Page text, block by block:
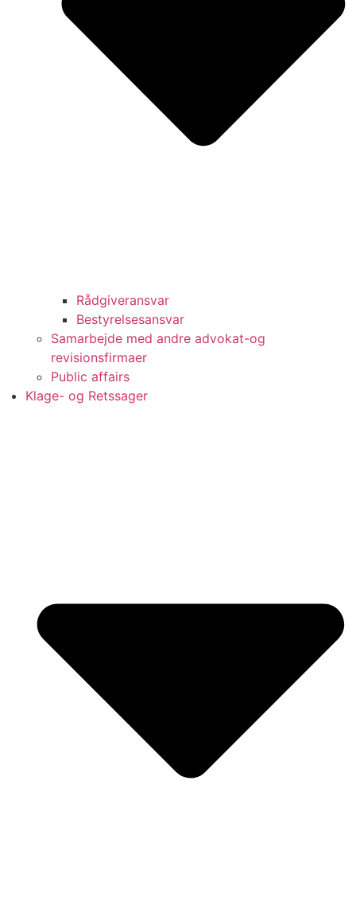
Rådgiveransvar
Bestyrelsesansvar
Samarbejde med andre advokat-og
revisionsfirmaer
Public affairs
Klage- og Retssager